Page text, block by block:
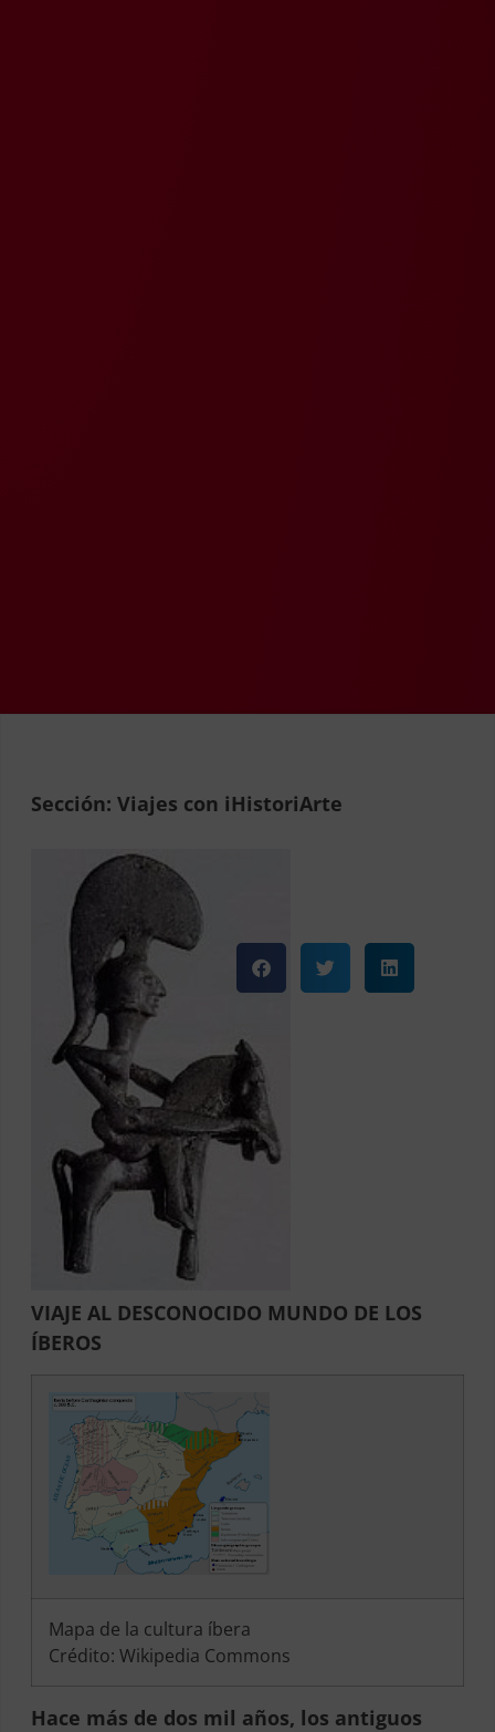
Sección: Viajes con iHistoriArte
VIAJE AL DESCONOCIDO MUNDO DE LOS
ÍBEROS
Mapa de la cultura íbera
Crédito: Wikipedia Commons
Hace más de dos mil años, los antiguos